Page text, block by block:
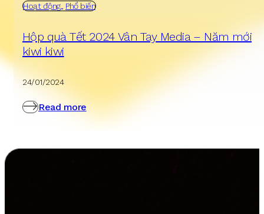
Hoạt động , Phổ biến
Hộp quà Tết 2024 Vân Tay Media – Năm mới
kiwi kiwi
24/01/2024
Read more